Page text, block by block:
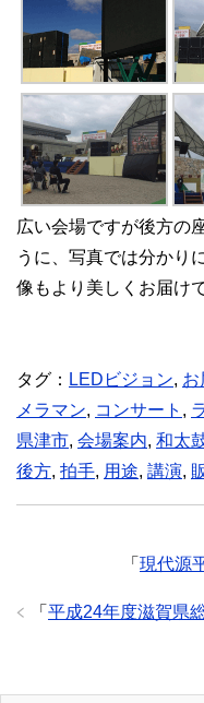
広い会場ですが後方の
うに、写真では分かり
像もより美しくお届け
タグ： LEDビジョン, お
メラマン, コンサート ,
県津市, 会場案内, 和太
後方, 拍手, 用途, 講演,
「 現代源
「 平成24年度滋賀県